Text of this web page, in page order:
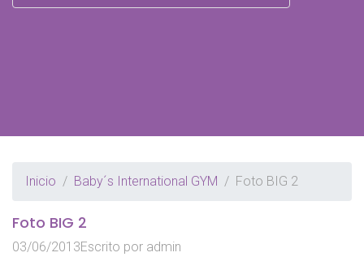
Inicio Baby´s International GYM Foto BIG 2
Foto BIG 2
03/06/2013Escrito por admin